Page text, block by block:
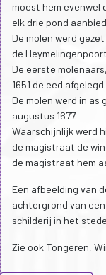
moest hem evenwel
elk drie pond
De molen werd
de
De eerste
1651 de eed afgelegd.
De molen werd in as
augustus 1677.
Waarschijnlijk werd
de magistraat de
de magistraat hem
Een afbeelding van
achtergrond van
schilderij in het
Zie ook Tongeren,